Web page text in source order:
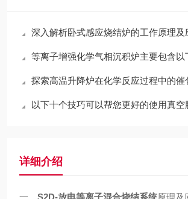
深入解析卧式感应烧结炉的工作原理及
等离子增强化学气相沉积炉主要包含以
探索高温升降炉在化学反应过程中的催
以下十个技巧可以帮您更好的使用真空
详细介绍
一、 S2D-放电等离子混合烧结系统原理及